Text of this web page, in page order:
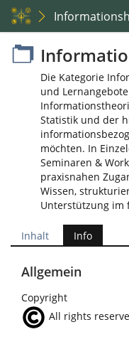
Die Kategorie
und
Statistik und der
möchten. In
Seminaren &
praxisnahen
Wissen,
Unterstützung im
Inhalt Info
Allgemein
Copyright
All rights